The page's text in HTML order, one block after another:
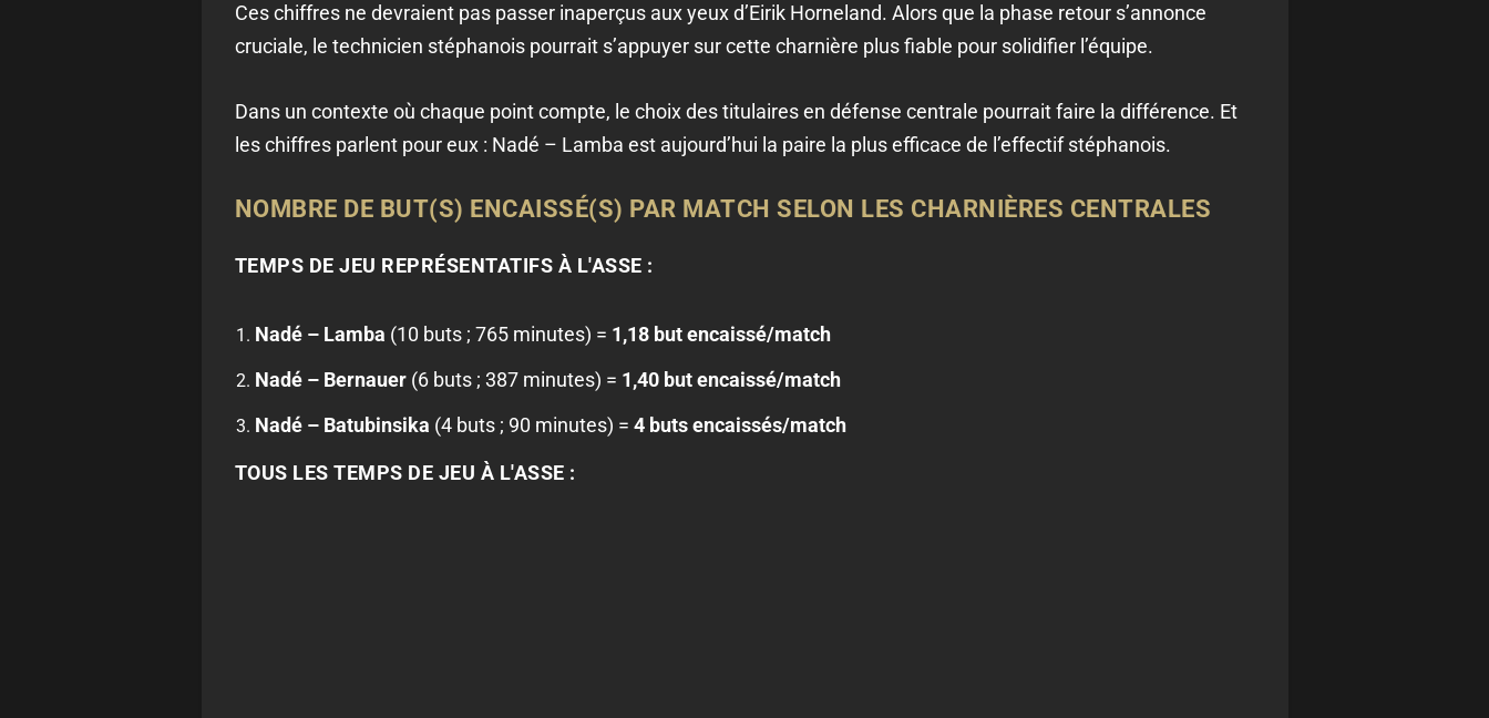
Ces chiffres ne devraient pas passer inaperçus aux yeux d’Eirik Horneland. Alors que la phase retour s’annonce
cruciale, le technicien stéphanois pourrait s’appuyer sur cette charnière plus fiable pour solidifier l’équipe.
Dans un contexte où chaque point compte, le choix des titulaires en défense centrale pourrait faire la différence. Et
les chiffres parlent pour eux : Nadé – Lamba est aujourd’hui la paire la plus efficace de l’effectif stéphanois.
NOMBRE DE BUT(S) ENCAISSÉ(S) PAR MATCH SELON LES CHARNIÈRES CENTRALES
TEMPS DE JEU REPRÉSENTATIFS À L'ASSE :
Nadé – Lamba (10 buts ; 765 minutes) = 1,18 but encaissé/match
Nadé – Bernauer(6 buts ; 387 minutes) = 1,40 but encaissé/match
Nadé – Batubinsika (4 buts ; 90 minutes) = 4 buts encaissés/match
TOUS LES TEMPS DE JEU À L'ASSE :